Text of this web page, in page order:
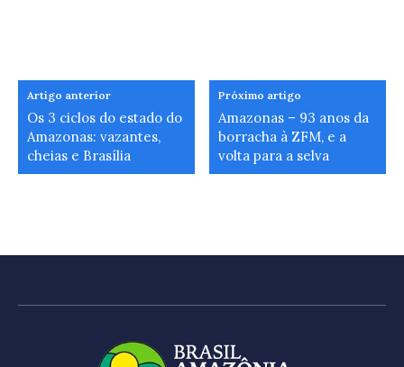
Artigo anterior
Os 3 ciclos do estado do
Amazonas: vazantes,
cheias e Brasília
Próximo artigo
Amazonas – 93 anos da
borracha à ZFM, e a
volta para a selva